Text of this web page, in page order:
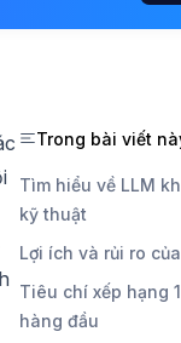
Trong bài viết
Tìm hiểu về LLM
kỹ thuật
Lợi ích và rủi ro
Tiêu chí xếp hạng
hàng đầu